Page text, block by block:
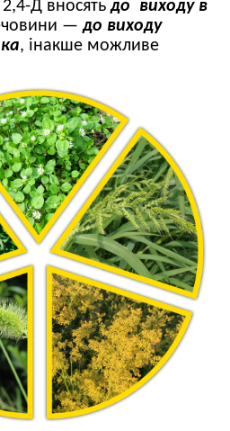
Д вносять до виходу в
— до виходу
, інакше можливе